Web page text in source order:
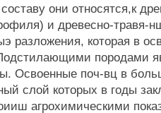
они относятся,к
и древесно-травя-
разложения, которая в
породами
Освоенные поч-вц в
слой которых в годы
агрохимическими